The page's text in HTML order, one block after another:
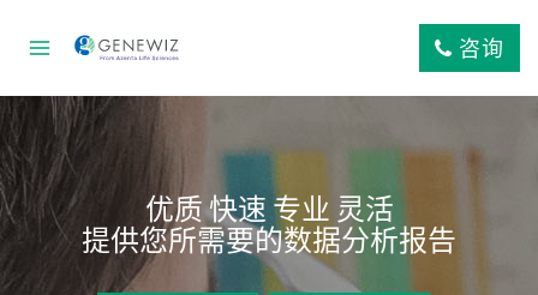
容
咨询
优质 快速 专业 灵活
提供您所需要的数据分析报告